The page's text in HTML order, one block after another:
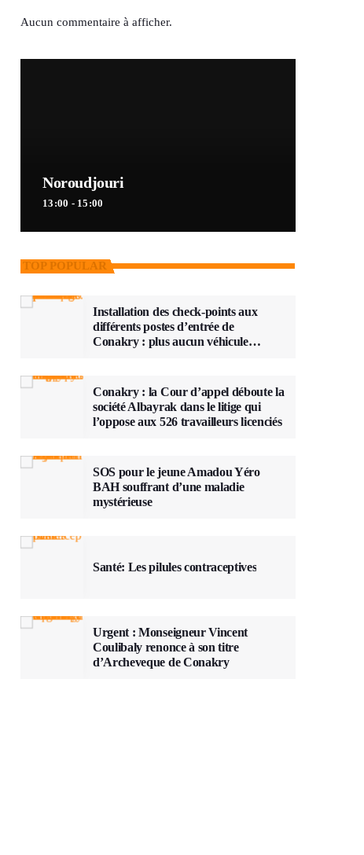
Aucun commentaire à afficher.
Noroudjouri
13:00 - 15:00
TOP POPULAR
Installation des check-points aux
différents postes d’entrée de
Conakry : plus aucun véhicule
Conakry : la Cour d’appel déboute la
société Albayrak dans le litige qui
l’oppose aux 526 travailleurs licenciés
SOS pour le jeune Amadou Yéro
BAH souffrant d’une maladie
mystérieuse
Santé: Les pilules contraceptives
Urgent : Monseigneur Vincent
Coulibaly renonce à son titre
d’Archeveque de Conakry